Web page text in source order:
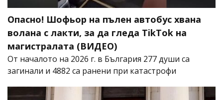
Опасно! Шофьор на пълен автобус хвана
волана с лакти, за да гледа TikTok на
магистралата (ВИДЕО)
От началото на 2026 г. в България 277 души са
загинали и 4882 са ранени при катастрофи